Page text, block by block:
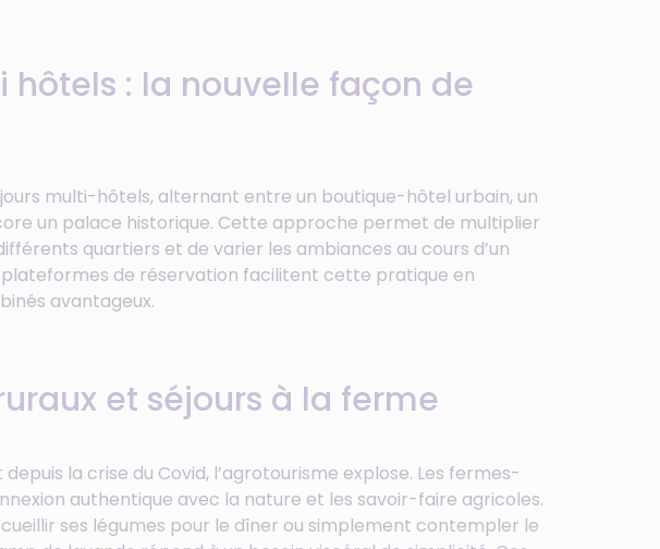
hôtels : la nouvelle façon de
multi-hôtels, alternant entre un boutique-hôtel urbain, un
un palace historique. Cette approche permet de multiplier
quartiers et de varier les ambiances au cours d’un
plateformes de réservation facilitent cette pratique en
avantageux.
et séjours à la ferme
la crise du Covid, l’agrotourisme explose. Les fermes-
authentique avec la nature et les savoir-faire agricoles.
ses légumes pour le dîner ou simplement contempler le